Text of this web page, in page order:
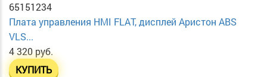
65151234
Плата управления HMI FLAT, дисплей Аристон ABS
VLS...
4 320 руб.
КУПИТЬ